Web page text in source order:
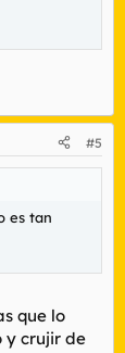
#5
es tan
que lo
y crujir de